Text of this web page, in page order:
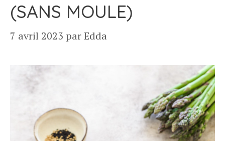
(SANS MOULE)
7 avril 2023 parEdda